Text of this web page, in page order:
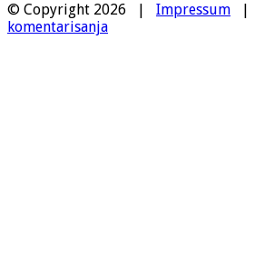
© Copyright 2026 | Impressum
komentarisanja